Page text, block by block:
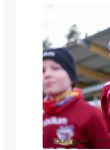
takanaan kaksi
torstaina HJK:n,